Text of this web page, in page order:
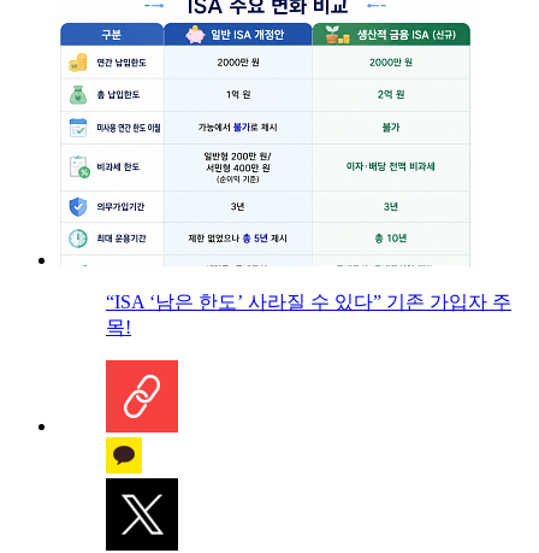
“ISA ‘남은 한도’ 사라질 수 있다” 기존 가입자 주
목!